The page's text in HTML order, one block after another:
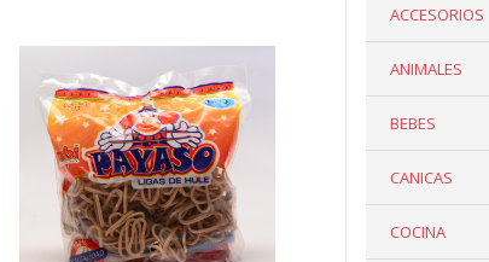
ACCESORIOS
ANIMALES
BEBES
CANICAS
COCINA